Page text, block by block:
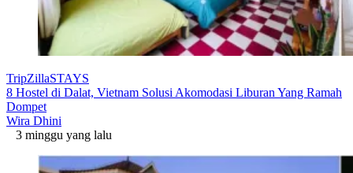
TripZillaSTAYS
8 Hostel di Dalat, Vietnam Solusi Akomodasi Liburan Yang Ramah
Dompet
Wira Dhini
3 minggu yang lalu